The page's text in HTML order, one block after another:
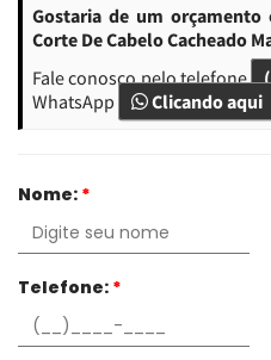
Gostaria de um
Corte De Cabelo Cacheado
Fale conosco pelo telefone
WhatsApp
Clicando aqui
Nome: *
Telefone: *